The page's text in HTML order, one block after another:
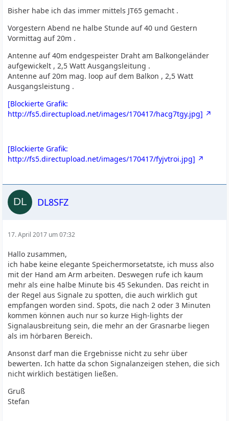
Bisher habe ich das immer mittels JT65 gemacht .
Vorgestern Abend ne halbe Stunde auf 40 und Gestern
Vormittag auf 20m .
Antenne auf 40m endgespeister Draht am Balkongeländer
aufgewickelt , 2,5 Watt Ausgangsleitung .
Antenne auf 20m mag. loop auf dem Balkon , 2,5 Watt
Ausgangsleistung .
[Blockierte Grafik:
http://fs5.directupload.net/images/170417/hacg7tgy.jpg]
[Blockierte Grafik:
http://fs5.directupload.net/images/170417/fyjvtroi.jpg]
DL8SFZ
17. April 2017 um 07:32
Hallo zusammen,
ich habe keine elegante Speichermorsetatste, ich muss also
mit der Hand am Arm arbeiten. Deswegen rufe ich kaum
mehr als eine halbe Minute bis 45 Sekunden. Das reicht in
der Regel aus Signale zu spotten, die auch wirklich gut
empfangen worden sind. Spots, die nach 2 oder 3 Minuten
kommen können auch nur so kurze High-lights der
Signalausbreitung sein, die mehr an der Grasnarbe liegen
als im hörbaren Bereich.
Ansonst darf man die Ergebnisse nicht zu sehr über
bewerten. Ich hatte da schon Signalanzeigen stehen, die sich
nicht wirklich bestätigen ließen.
Gruß
Stefan